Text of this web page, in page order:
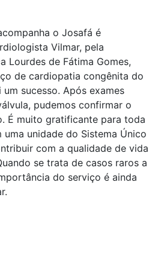
o Josafá é
Vilmar, pela
Lourdes de Fátima Gomes,
de cardiopatia congênita do
um sucesso. Após exames
pudemos confirmar o
É muito gratificante para toda
uma unidade do Sistema Único
com a qualidade de vida
se trata de casos raros a
do serviço é ainda